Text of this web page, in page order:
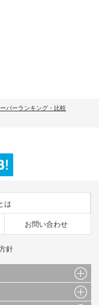
バーランキング・比較
は
お問い合わせ
針
像データ等）及びこれらの配